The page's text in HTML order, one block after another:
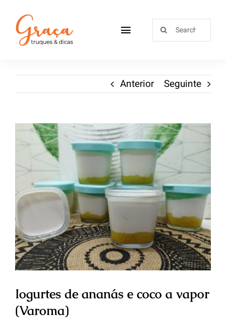
Receitas
Sobre
Contactos
Anterior Seguinte
Iogurtes de ananás e coco a vapor
(Varoma)